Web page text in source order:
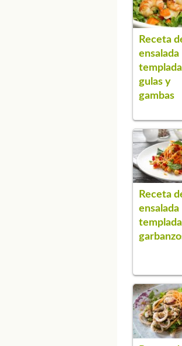
Receta
ensalada
gulas y
gambas
Receta
ensalada